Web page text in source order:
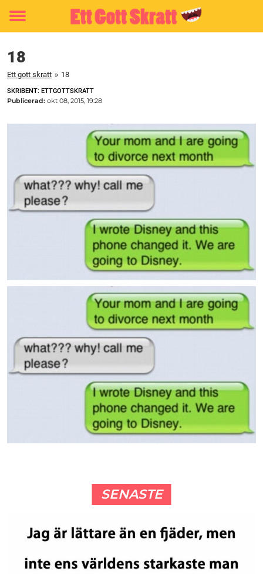
Toggle
18
Ett gott skratt » 18
SKRIBENT: ETTGOTTSKRATT
Publicerad: okt 08, 2015, 19:28
SENASTE